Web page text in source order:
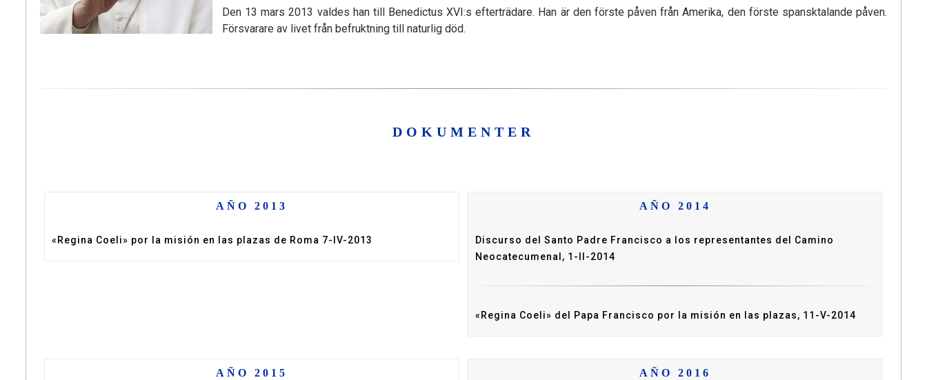
Den 13 mars 2013 valdes han till Benedictus XVI:s efterträdare. Han är den förste påven från Amerika, den förste spansktalande påven.
Försvarare av livet från befruktning till naturlig död.
DOKUMENTER
AÑO 2013
«Regina Coeli» por la misión en las plazas de Roma 7-IV-2013
AÑO 2014
Discurso del Santo Padre Francisco a los representantes del Camino
Neocatecumenal, 1-II-2014
«Regina Coeli» del Papa Francisco por la misión en las plazas, 11-V-2014
AÑO 2015 AÑO 2016